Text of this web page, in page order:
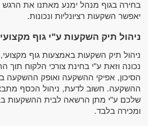
בחירה בגוף מנהל ימנע מאתנו את
יאפשר השקעות רציונליות ונכונות.
ניהול תיק השקעות ע"י גוף מקצועי
ניהול תיק השקעות באמצעות גוף
נכונה וזאת ע"י בחינת צורכי הלקוח
הסיכון, אפיקי ההשקעה ואופק ההשקעה
ההשקעה. חשוב לדעת, ניהול הכסף
שלכם ע"י מתן הרשאה לבית ההשקעות
ומכירה בלבד.